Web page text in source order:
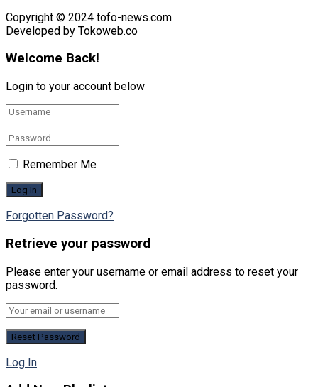
Copyright © 2024 tofo-news.com
Developed by Tokoweb.co
Welcome Back!
Login to your account below
Remember Me
Forgotten Password?
Retrieve your password
Please enter your username or email address to reset your
password.
Log In